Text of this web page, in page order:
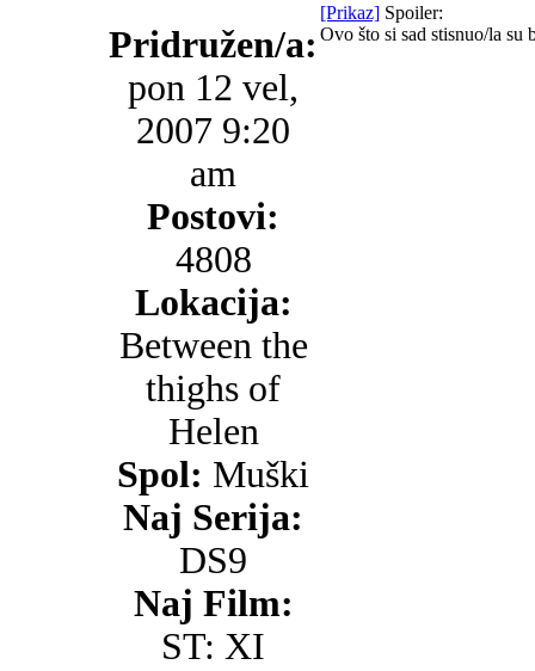
Pridružen/a:
pon 12 vel,
2007 9:20
am
Postovi:
4808
Lokacija:
Between the
thighs of
Helen
Spol: Muški
Naj Serija:
DS9
Naj Film:
ST: XI
[Prikaz] Spoiler:
Ovo što si sad stisnuo/la